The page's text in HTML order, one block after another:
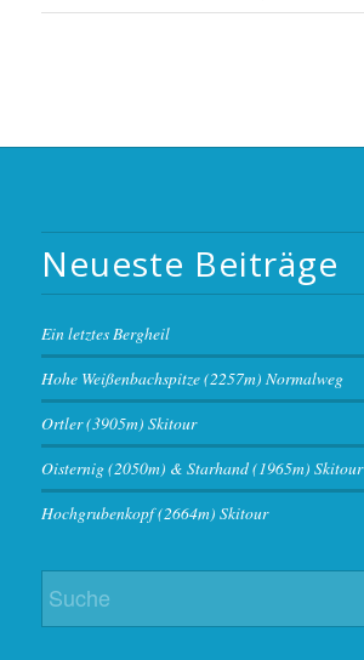
Neueste Beiträge
Ein letztes Bergheil
Hohe Weißenbachspitze (2257m) Normalweg
Ortler (3905m) Skitour
Oisternig (2050m) & Starhand (1965m) Skitour
Hochgrubenkopf (2664m) Skitour